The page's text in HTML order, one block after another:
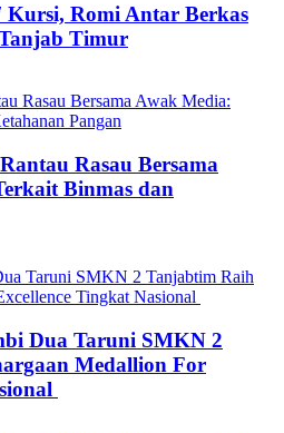
Kursi, Romi Antar Berkas
Timur
Rasau Bersama
Binmas dan
Dua Taruni SMKN 2
Medallion For